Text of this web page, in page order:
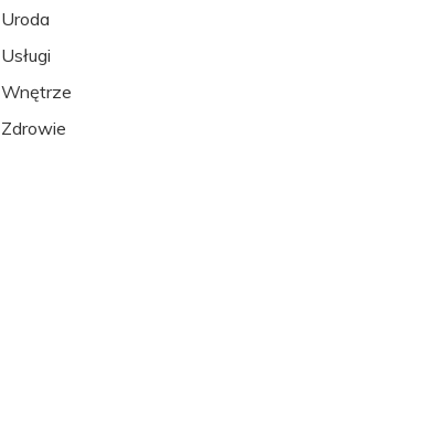
Uroda
Usługi
Wnętrze
Zdrowie